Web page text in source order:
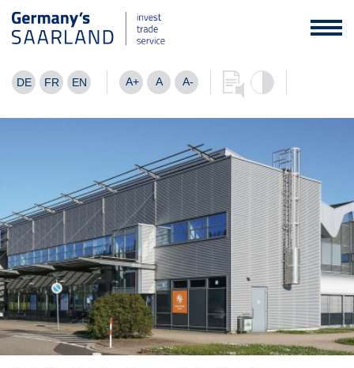
DE FR EN A+ A A-